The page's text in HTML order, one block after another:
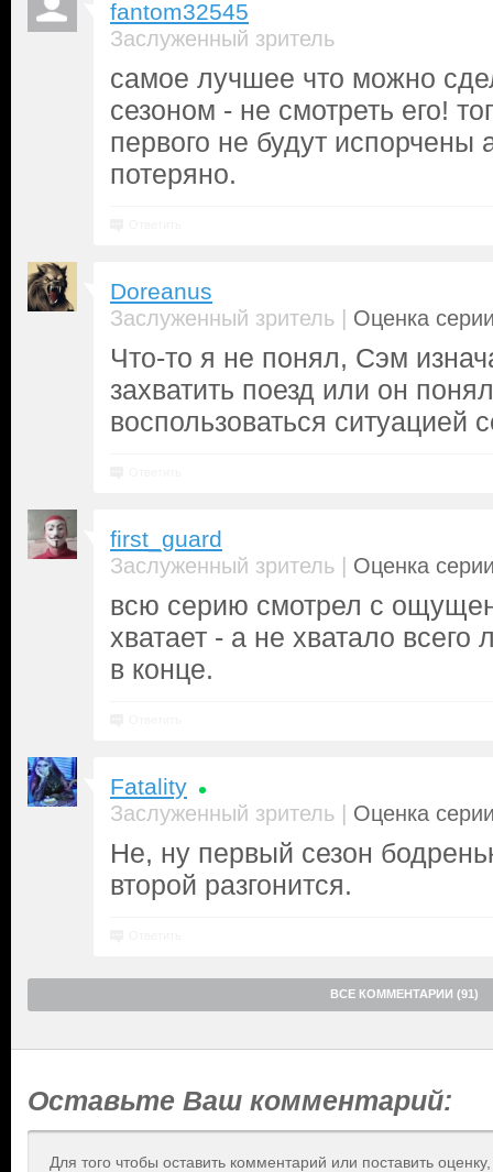
fantom32545
Заслуженный зритель
самое лучшее что можно
сезоном - не смотреть его!
первого не будут испорчены
потеряно.
Doreanus
Заслуженный зритель | Оценка
Что-то я не понял, Сэм
захватить поезд или он
воспользоваться ситуацией
first_guard
Заслуженный зритель | Оценка
всю серию смотрел с
хватает - а не хватало
в конце.
Fatality
Заслуженный зритель | Оценка
Не, ну первый сезон
второй разгонится.
ВСЕ КОММЕНТАРИИ (91)
Оставьте Ваш комментарий:
Для того чтобы оставить комментарий или поставить